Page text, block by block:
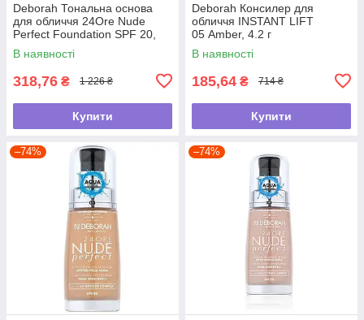
Deborah Тональна основа
для обличчя 24Ore Nude
Perfect Foundation SPF 20,
05 Amber, 30 мл
В наявності
318,76 ₴ 1 226 ₴
Купити
Deborah Консилер для
обличчя INSTANT LIFT
05 Amber, 4.2 г
В наявності
185,64 ₴ 714 ₴
Купити
–74% –74%